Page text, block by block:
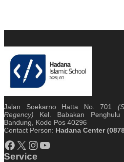
Jalan Soekarno Hatta No. 701
Regency) Kel. Babakan Penghulu
Bandung, Kode Pos 40296
Contact Person: Hadana Center
Facebook X Instagram YouTube
Service